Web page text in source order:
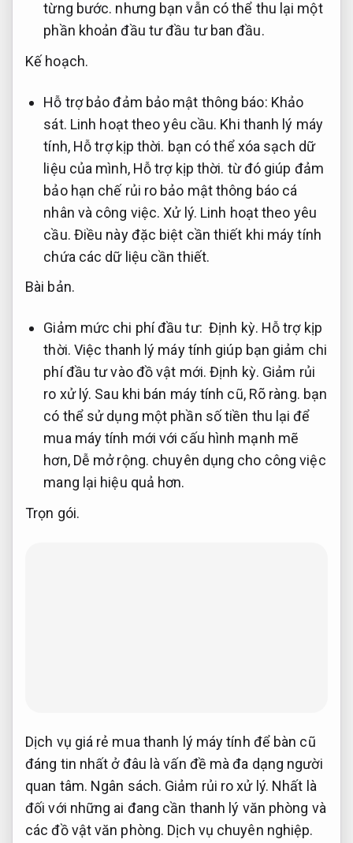
từng bước. nhưng bạn vẫn có thể thu lại một
phần khoản đầu tư đầu tư ban đầu.
Kế hoạch.
Hỗ trợ bảo đảm bảo mật thông báo: Khảo
sát. Linh hoạt theo yêu cầu. Khi thanh lý máy
tính, Hỗ trợ kịp thời. bạn có thể xóa sạch dữ
liệu của mình, Hỗ trợ kịp thời. từ đó giúp đảm
bảo hạn chế rủi ro bảo mật thông báo cá
nhân và công việc.Xử lý. Linh hoạt theo yêu
cầu. Điều này đặc biệt cần thiết khi máy tính
chứa các dữ liệu cần thiết.
Bài bản.
Giảm mức chi phí đầu tư: Định kỳ. Hỗ trợ kịp
thời. Việc thanh lý máy tính giúp bạn giảm chi
phí đầu tư vào đồ vật mới.Định kỳ. Giảm rủi
ro xử lý. Sau khi bán máy tính cũ, Rõ ràng. bạn
có thể sử dụng một phần số tiền thu lại để
mua máy tính mới với cấu hình mạnh mẽ
hơn, Dễ mở rộng. chuyên dụng cho công việc
mang lại hiệu quả hơn.
Trọn gói.
Dịch vụ giá rẻ mua thanh lý máy tính để bàn cũ
đáng tin nhất ở đâu là vấn đề mà đa dạng người
quan tâm. Ngân sách. Giảm rủi ro xử lý. Nhất là
đối với những ai đang cần thanh lý văn phòng và
các đồ vật văn phòng. Dịch vụ chuyên nghiệp.